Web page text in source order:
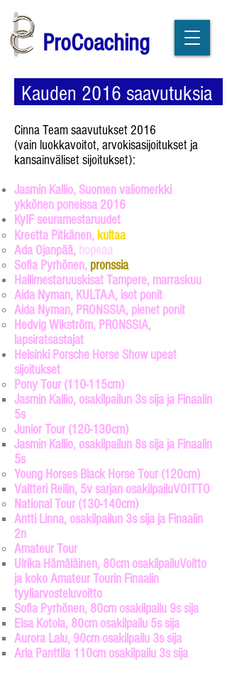
ProCoaching
Kauden 2016 saavutuksia
Cinna Team saavutukset 2016
(vain luokkavoitot, arvokisasijoitukset ja
kansainväliset sijoitukset):
Jasmin Kallio, Suomen valiomerkki
ykkönen poneissa 2016
KyIF seuramestaruudet
Kreetta Pitkänen, kultaa
Ada Ojanpää, hopeaa
Sofia Pyrhönen, pronssia
Hallimestaruuskisat Tampere, marraskuu
Aida Nyman, KULTAA, isot ponit​
Aida Nyman, PRONSSIA, pienet ponit
Hedvig Wikström, PRONSSIA,
lapsiratsastajat
Helsinki Porsche Horse Show upeat
sijoitukset
Pony Tour​ (110-115cm)
Jasmin Kallio, osakilpailun 3s sija ja Finaalin
5s​
Junior Tour (120-130cm)
Jasmin Kallio, osakilpailun 8s sija ja Finaalin
5s​
Young Horses Black Horse Tour (120cm)
Valtteri Reilin, 5v sarjan osakilpailuVOITTO​
National Tour (130-140cm)
Antti Linna, osakilpailun 3s sija ja Finaalin
2n​
Amateur Tour
Ulrika Hämäläinen, 80cm osakilpailuVoitto
ja koko Amateur Tourin Finaalin
tyyliarvosteluvoitto
Sofia Pyrhönen, 80cm osakilpailu 9s sija
Elsa Kotola, 80cm osakilpailu 5s sija
Aurora Lalu, 90cm osakilpailu 3s sija
Arla Panttila 110cm osakilpailu 3s sija